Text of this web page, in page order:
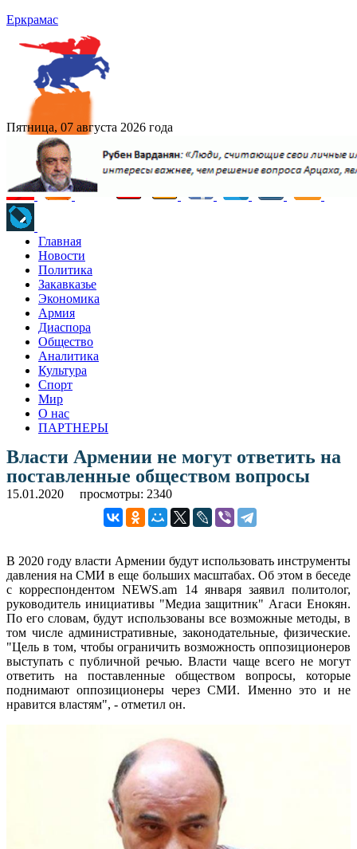
Еркрамас
Пятница, 07 августа 2026 года
Главная
Новости
Политика
Закавказье
Экономика
Армия
Диаспора
Общество
Аналитика
Культура
Спорт
Мир
О нас
ПАРТНЕРЫ
Власти Армении не могут ответить на
поставленные обществом вопросы
15.01.2020 просмотры: 2340
В 2020 году власти Армении будут использовать инструменты
давления на СМИ в еще больших масштабах. Об этом в беседе
с корреспондентом NEWS.am 14 января заявил политолог,
руководитель инициативы "Медиа защитник" Агаси Енокян.
По его словам, будут использованы все возможные методы, в
том числе административные, законодательные, физические.
"Цель в том, чтобы ограничить возможность оппозиционеров
выступать с публичной речью. Власти чаще всего не могут
ответить на поставленные обществом вопросы, которые
поднимают оппозиционеры через СМИ. Именно это и не
нравится властям", - отметил он.